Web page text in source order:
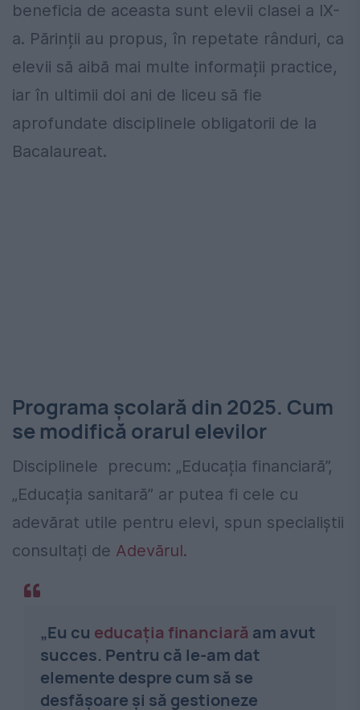
beneficia de aceasta sunt elevii clasei a IX-
a. Părinții au propus, în repetate rânduri, ca
elevii să aibă mai multe informații practice,
iar în ultimii doi ani de liceu să fie
aprofundate disciplinele obligatorii de la
Bacalaureat.
Programa școlară din 2025. Cum
se modifică orarul elevilor
Disciplinele precum: „Educația financiară”,
„Educația sanitară” ar putea fi cele cu
adevărat utile pentru elevi, spun specialiștii
consultați de Adevărul.
„Eu cu educația financiară am avut
succes. Pentru că le-am dat
elemente despre cum să se
desfășoare și să gestioneze